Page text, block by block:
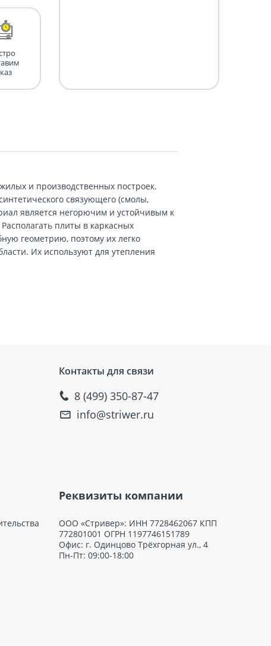
и производственных построек.
связующего (смолы,
является негорючим и устойчивым к
плиты в каркасных
геометрию, поэтому их легко
Их используют для утепления
Контакты для связи
8 (499) 350-87-47
info@striwer.ru
Реквизиты компании
ООО «Стривер»: ИНН 7728462067 КПП
772801001 ОГРН 1197746151789
Офис: г. Одинцово Трёхгорная ул., 4
Пн-Пт: 09:00-18:00